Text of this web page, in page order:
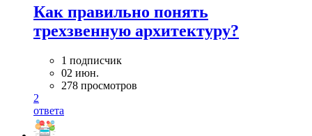
Как правильно понять
трехзвенную архитектуру?
1 подписчик
02 июн.
278 просмотров
2
ответа